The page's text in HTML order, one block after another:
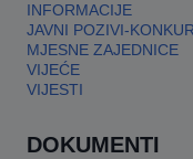
INFORMACIJE
JAVNI POZIVI-
MJESNE ZAJEDNICE
VIJEĆE
VIJESTI
DOKUMENTI